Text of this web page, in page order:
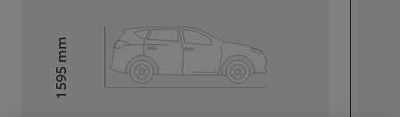
Hauteur1 595
mm